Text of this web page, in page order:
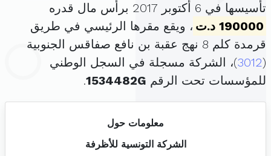
تأسيسها في 6 أكتوبر 2017 برأس مال قدره
190000 د.ت
، ويقع مقرها الرئيسي في طريق
قرمدة كلم 8 نهج عقبة بن نافع صفاقس الجنوبية
(
3012)، الشركة مسجلة في السجل الوطني
للمؤسسات تحت الرقم 1534482G
.
معلومات حول
الشركة التونسية للأظرفة